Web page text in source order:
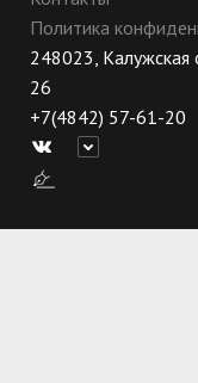
Политика
248023, Калужская
26
+7(4842) 57-61-20